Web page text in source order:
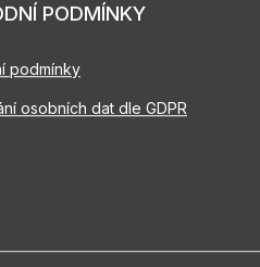
PODMÍNKY
podmínky
osobních dat dle GDPR